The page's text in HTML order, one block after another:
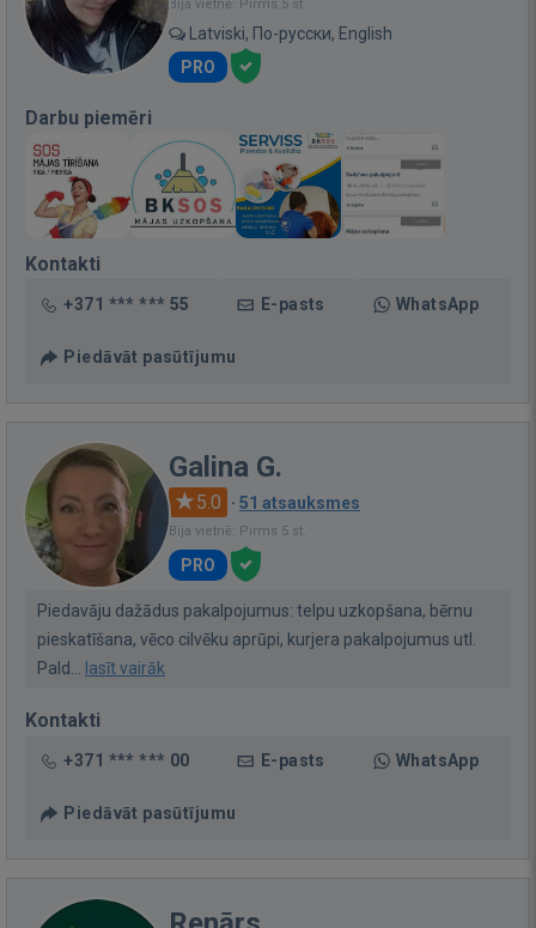
Bija vietnē: Pirms 5 st.
Latviski, По-русски, English
PRO
Darbu piemēri
Kontakti
+371 *** *** 55 E-pasts WhatsApp
Piedāvāt pasūtījumu
Galina G.
5.0 · 51 atsauksmes
Bija vietnē: Pirms 5 st.
PRO
Piedavāju dažādus pakalpojumus: telpu uzkopšana, bērnu
pieskatīšana, vēco cilvēku aprūpi, kurjera pakalpojumus utl.
Pald... lasīt vairāk
Kontakti
+371 *** *** 00 E-pasts WhatsApp
Piedāvāt pasūtījumu